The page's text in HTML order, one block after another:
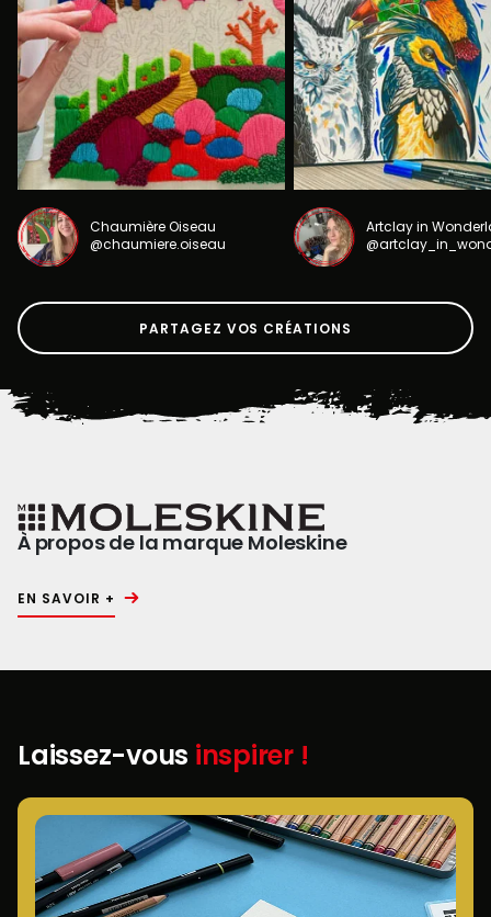
Chaumière Oiseau
@chaumiere.oiseau
Artclay in
PARTAGEZ VOS CRÉATIONS
À propos de la marque Moleskine
EN SAVOIR +
Laissez-vous inspirer !